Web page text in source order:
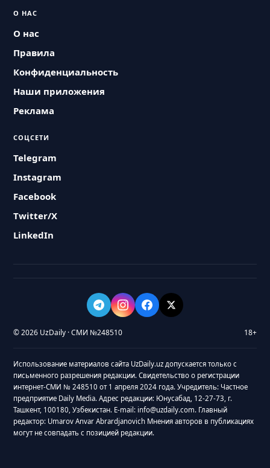
О НАС
О нас
Правила
Конфиденциальность
Наши приложения
Реклама
СОЦСЕТИ
Telegram
Instagram
Facebook
Twitter/X
LinkedIn
© 2026 UzDaily · СМИ №248510 18+
Использование материалов сайта UzDaily.uz допускается только с
письменного разрешения редакции. Свидетельство о регистрации
интернет-СМИ № 248510 от 1 апреля 2024 года. Учредитель: Частное
предприятие Daily Media. Адрес редакции: Юнусабад, 12-27-73, г.
Ташкент, 100180, Узбекистан. E-mail: info@uzdaily.com. Главный
редактор: Umarov Anvar Abrardjanovich Мнения авторов в публикациях
могут не совпадать с позицией редакции.